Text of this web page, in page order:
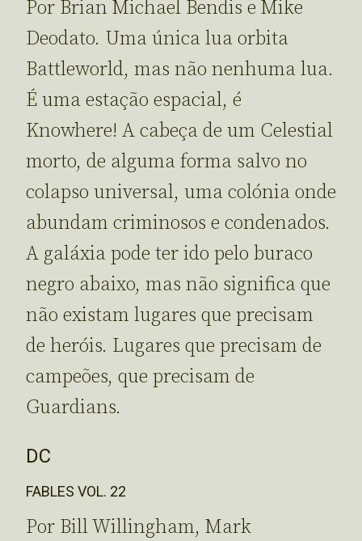
Por Brian Michael Bendis e Mike
Deodato. Uma única lua orbita
Battleworld, mas não nenhuma lua.
É uma estação espacial, é
Knowhere! A cabeça de um Celestial
morto, de alguma forma salvo no
colapso universal, uma colónia onde
abundam criminosos e condenados.
A galáxia pode ter ido pelo buraco
negro abaixo, mas não significa que
não existam lugares que precisam
de heróis. Lugares que precisam de
campeões, que precisam de
Guardians.
DC
FABLES VOL. 22
Por Bill Willingham, Mark